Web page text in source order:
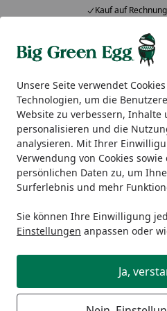
Unsere Seite verwendet
Technologien, um die
Website zu verbessern, Inhalte
personalisieren und die
analysieren. Mit Ihrer
Verwendung von Cookies
persönlichen Daten zu, um
Surferlebnis und mehr
Sie können Ihre Einwilligung
Einstellungen anpassen oder
Ja,
Kauf auf
Alle Produkte
Mein Konto
Suchen
Startseite
Big Green Egg Zubehör
Big Green Egg Tel-
LARGE